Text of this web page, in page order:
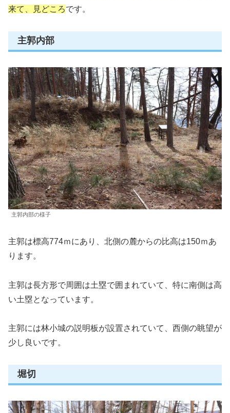
来て、見どころです。
主郭内部
主郭内部の様子
主郭は標高774ｍにあり、北側の麓からの比高は150ｍあ
ります。
主郭は長方形で周囲は土塁で囲まれていて、特に南側は高
い土塁となっています。
主郭には林小城の説明板が設置されていて、西側の眺望が
少し良いです。
堀切